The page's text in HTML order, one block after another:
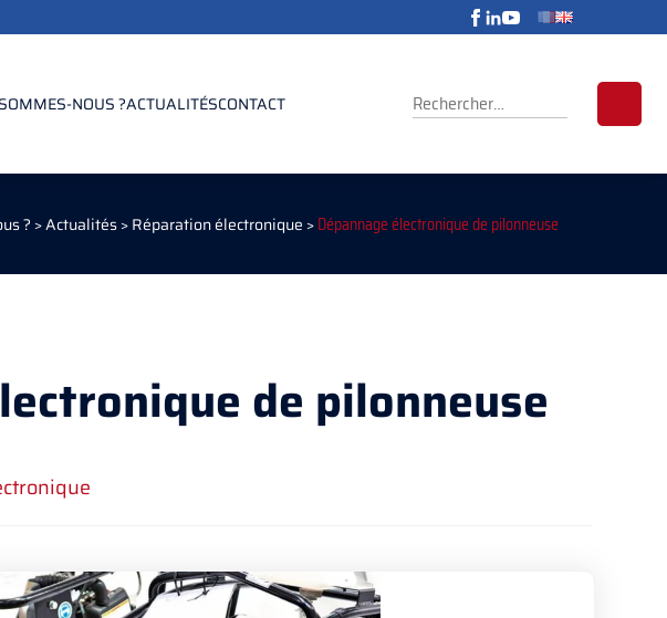
NOUS ?ACTUALITÉSCONTACT RECHERCHER :
? >Actualités>Réparation électronique >Dépannage électronique de pilonneuse
de pilonneuse